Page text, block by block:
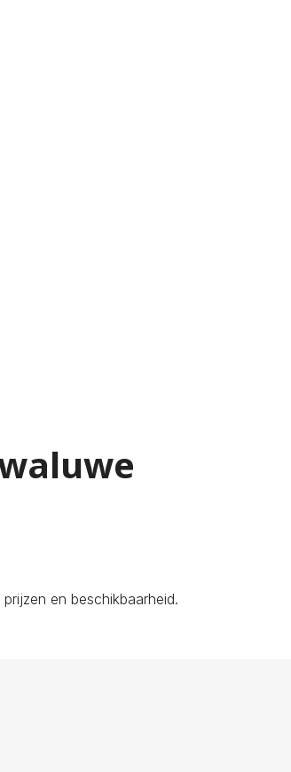
en beschikbaarheid.